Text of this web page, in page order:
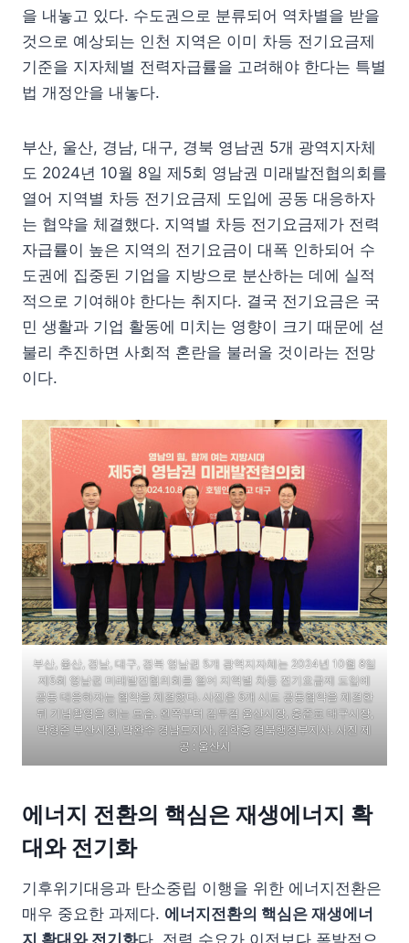
을 내놓고 있다. 수도권으로 분류되어 역차별을 받을
것으로 예상되는 인천 지역은 이미 차등 전기요금제
기준을 지자체별 전력자급률을 고려해야 한다는 특별
법 개정안을 내놓다.
부산, 울산, 경남, 대구, 경북 영남권 5개 광역지자체
도 2024년 10월 8일 제5회 영남권 미래발전협의회를
열어 지역별 차등 전기요금제 도입에 공동 대응하자
는 협약을 체결했다. 지역별 차등 전기요금제가 전력
자급률이 높은 지역의 전기요금이 대폭 인하되어 수
도권에 집중된 기업을 지방으로 분산하는 데에 실적
적으로 기여해야 한다는 취지다. 결국 전기요금은 국
민 생활과 기업 활동에 미치는 영향이 크기 때문에 섣
불리 추진하면 사회적 혼란을 불러올 것이라는 전망
이다.
부산, 울산, 경남, 대구, 경북 영남권 5개 광역지자체는 2024년 10월 8일
제5회 영남권 미래발전협의회를 열어 지역별 차등 전기요금제 도입에
공동 대응하자는 협약을 체결했다. 사진은 5개 시도 공동협약을 체결한
뒤 기념촬영을 하는 모습. 왼쪽부터 김두겸 울산시장, 홍준표 대구시장,
박형준 부산시장, 박완수 경남도지사, 김학홍 경북행정부지사. 사진 제
공 : 울산시
에너지 전환의 핵심은 재생에너지 확
대와 전기화
기후위기대응과 탄소중립 이행을 위한 에너지전환은
매우 중요한 과제다. 에너지전환의 핵심은 재생에너
지 확대와 전기화다. 전력 수요가 이전보다 폭발적으